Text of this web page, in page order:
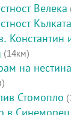
Велека
Кълката
Константин
(14км)
на
Стомопло